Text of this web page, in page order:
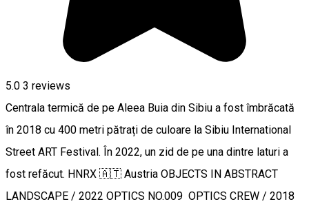
5.0 3 reviews
Centrala termică de pe Aleea Buia din Sibiu a fost îmbrăcată
în 2018 cu 400 metri pătrați de culoare la Sibiu International
Street ART Festival. În 2022, un zid de pe una dintre laturi a
fost refăcut. HNRX 🇦🇹 Austria OBJECTS IN ABSTRACT
LANDSCAPE / 2022 OPTICS NO.009 OPTICS CREW / 2018